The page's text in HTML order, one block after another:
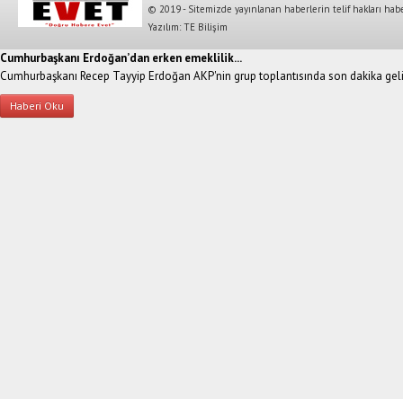
© 2019 - Sitemizde yayınlanan haberlerin telif hakları
Yazılım: TE Bilişim
Cumhurbaşkanı Erdoğan’dan erken emeklilik...
Cumhurbaşkanı Recep Tayyip Erdoğan AKP'nin grup toplantısında son dakika
Haberi Oku